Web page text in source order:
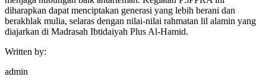
diharapkan dapat menciptakan generasi yang lebih berani dan
berakhlak mulia, selaras dengan nilai-nilai rahmatan lil alamin yang
diajarkan di Madrasah Ibtidaiyah Plus Al-Hamid.
Written by:
admin